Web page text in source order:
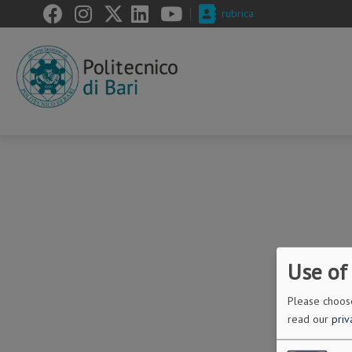
to
main
content
rubrica
Use
Please
read our